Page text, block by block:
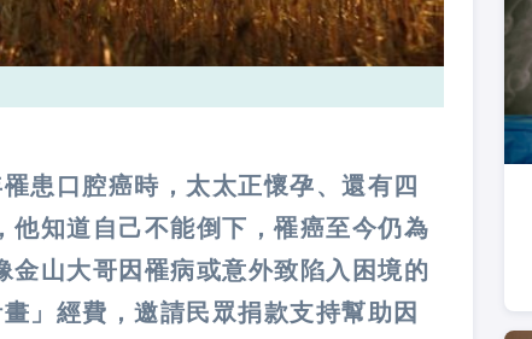
患口腔癌時，太太正懷孕、還有四
知道自己不能倒下，罹癌至今仍為
山大哥因罹病或意外致陷入困境的
」經費，邀請民眾捐款支持幫助因